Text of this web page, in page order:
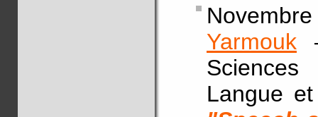
Yarmouk
Sciences
Langue